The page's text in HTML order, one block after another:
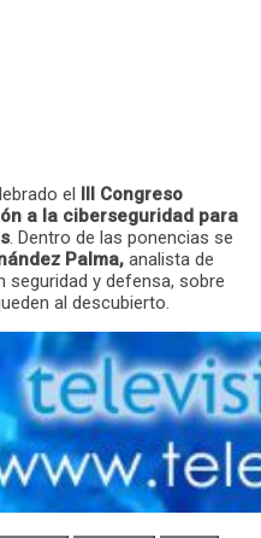
el III Congreso
a la ciberseguridad para
. Dentro de las ponencias se
Palma, analista de
seguridad y defensa, sobre
al descubierto.